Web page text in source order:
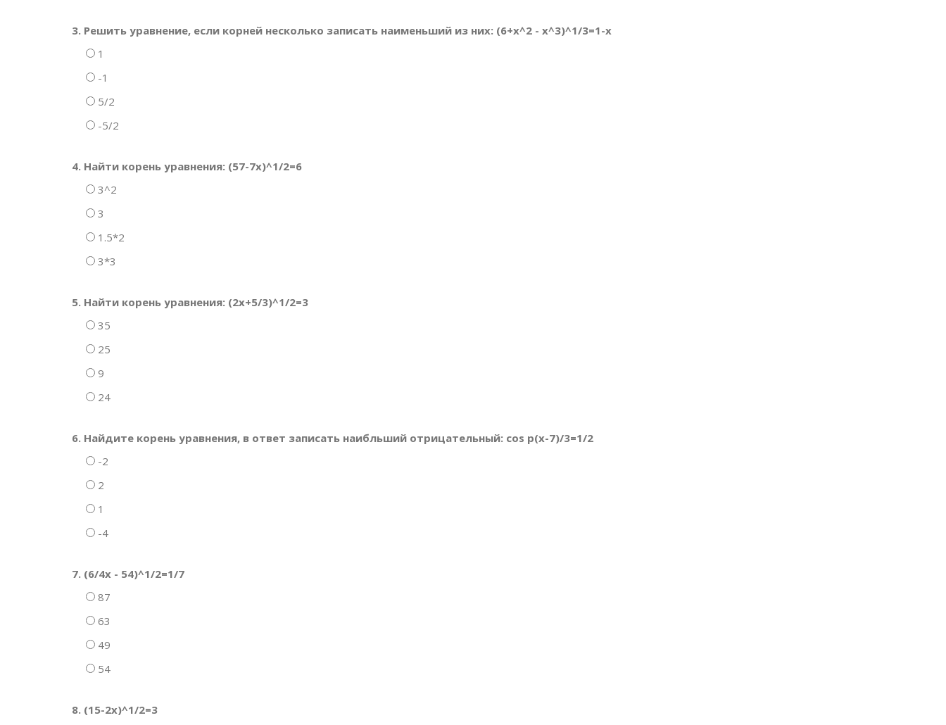
3. Решить уравнение, если корней несколько записать наименьший из них: (6+x^2 - x^3)^1/3=1-x
1
-1
5/2
-5/2
4. Найти корень уравнения: (57-7x)^1/2=6
3^2
3
1.5*2
3*3
5. Найти корень уравнения: (2x+5/3)^1/2=3
35
25
9
24
6. Найдите корень уравнения, в ответ записать наибльший отрицательный: cos p(x-7)/3=1/2
-2
2
1
-4
7. (6/4x - 54)^1/2=1/7
87
63
49
54
8. (15-2x)^1/2=3